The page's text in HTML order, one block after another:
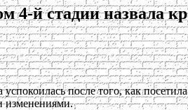
4-й стадии назвала
после того, как
изменениями.